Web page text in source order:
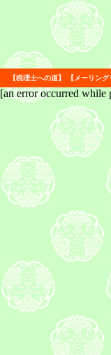
【税理士への道】 【 メーリング
[an error occurred while